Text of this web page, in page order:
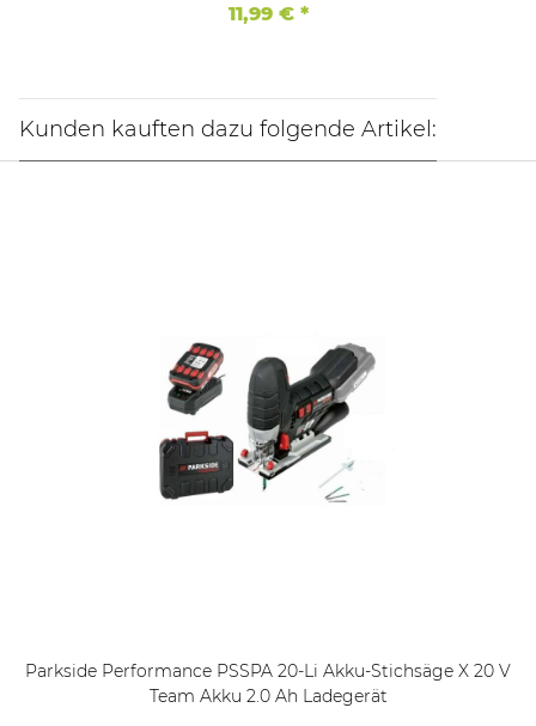
11,99 € *
Kunden kauften dazu folgende Artikel:
Parkside Performance PSSPA 20-Li Akku-Stichsäge X 20 V
Team Akku 2.0 Ah Ladegerät